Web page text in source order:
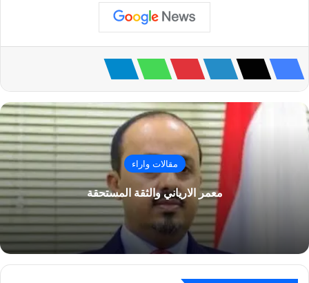
مقالات واراء
معمر الارياني والثقة المستحقة